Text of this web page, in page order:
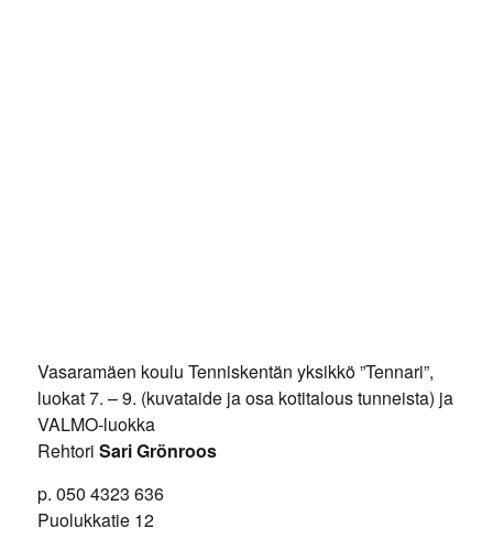
Vasaramäen koulu Tenniskentän yksikkö ”Tennari”,
luokat 7. – 9. (kuvataide ja osa kotitalous tunneista) ja
VALMO-luokka
RehtoriSari Grönroos
p. 050 4323 636
Puolukkatie 12